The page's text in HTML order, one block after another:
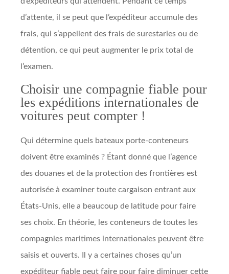
d’attente, il se peut que l’expéditeur accumule des
frais, qui s’appellent des frais de surestaries ou de
détention, ce qui peut augmenter le prix total de
l’examen.
Choisir une compagnie fiable pour
les expéditions internationales de
voitures peut compter !
Qui détermine quels bateaux porte-conteneurs
doivent être examinés ? Étant donné que l’agence
des douanes et de la protection des frontières est
autorisée à examiner toute cargaison entrant aux
États-Unis, elle a beaucoup de latitude pour faire
ses choix. En théorie, les conteneurs de toutes les
compagnies maritimes internationales peuvent être
saisis et ouverts. Il y a certaines choses qu’un
expéditeur fiable peut faire pour faire diminuer cette